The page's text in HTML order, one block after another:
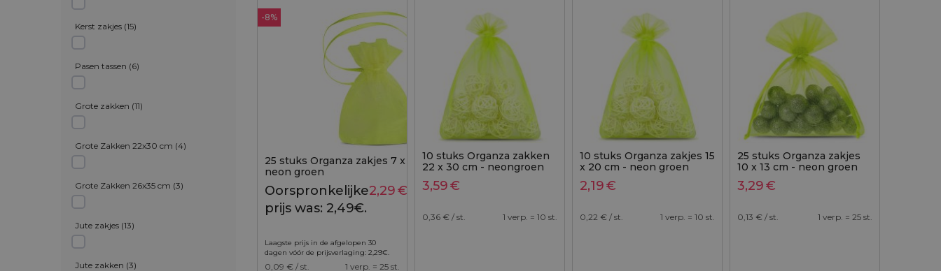
Kerst zakjes (15)
Pasen tassen (6)
Grote zakken (11)
Grote Zakken 22x30 cm (4)
Grote Zakken 26x35 cm (3)
Jute zakjes (13)
Jute zakken (3)
-8%
25 stuks Organza zakjes 7 x 9 cm (SDB) -
neon groen
Oorspronkelijke
prijs was: 2,49€.
2,29€ Huidige
2,29€.
Laagste prijs in de afgelopen 30
dagen vóór de prijsverlaging: 2,29€.
0,09 € / st. 1 verp. = 25 st.
10 stuks Organza zakken
22 x 30 cm - neongroen
3,59€
0,36 € / st. 1 verp. = 10 st.
10 stuks Organza zakjes 15
x 20 cm - neon groen
2,19€
0,22 € / st. 1 verp. = 10 st.
25 stuks Organza zakjes
10 x 13 cm - neon groen
3,29€
0,13 € / st. 1 verp. = 25 st.